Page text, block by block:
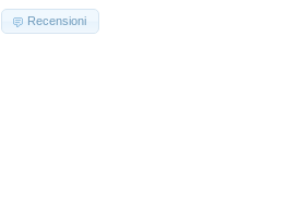
Recensioni